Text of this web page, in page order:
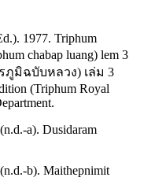
1977. Triphum
chabap luang) lem 3
มิฉบับหลวง) เล่ม 3
(Triphum Royal
a). Dusidaram
b). Maithepnimit